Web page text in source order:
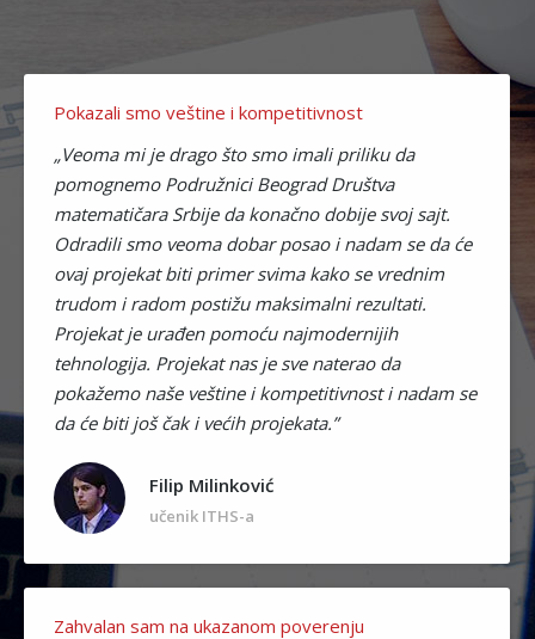
Pokazali smo veštine i kompetitivnost
„Veoma mi je drago što smo imali priliku da
pomognemo Podružnici Beograd Društva
matematičara Srbije da konačno dobije svoj sajt.
Odradili smo veoma dobar posao i nadam se da će
ovaj projekat biti primer svima kako se vrednim
trudom i radom postižu maksimalni rezultati.
Projekat je urađen pomoću najmodernijih
tehnologija. Projekat nas je sve naterao da
pokažemo naše veštine i kompetitivnost i nadam se
da će biti još čak i većih projekata.”
Filip Milinković
učenik ITHS-a
Zahvalan sam na ukazanom poverenju